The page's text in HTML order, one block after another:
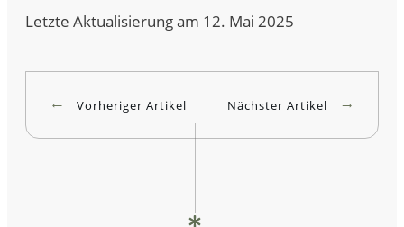
Letzte Aktualisierung am 12. Mai 2025
Vorheriger Artikel Nächster Artikel